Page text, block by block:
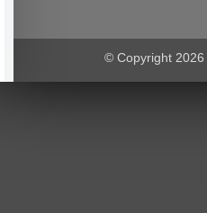
© Copyright 2026